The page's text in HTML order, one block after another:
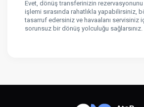
Evet, dönüş transferinizin
işlemi sırasında rahatlıkla yapabilirsiniz,
tasarruf edersiniz ve havaalanı servisiniz
sorunsuz bir dönüş yolculuğu sağlarsınız.